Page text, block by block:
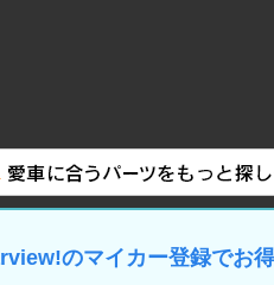
のマイカー登録でお